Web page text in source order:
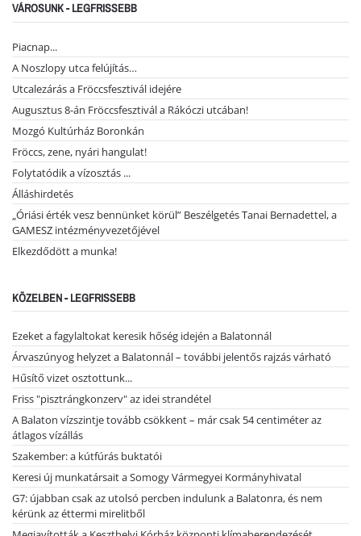
VÁROSUNK - LEGFRISSEBB
Piacnap...
A Noszlopy utca felújítás…
Utcalezárás a Fröccsfesztivál idejére
Augusztus 8-án Fröccsfesztivál a Rákóczi utcában!
Mozgó Kultúrház Boronkán
Fröccs, zene, nyári hangulat!
Folytatódik a vízosztás ...
Álláshirdetés
„Óriási érték vesz bennünket körül” Beszélgetés Tanai Bernadettel, a
GAMESZ intézményvezetőjével
Elkezdődött a munka!
KÖZELBEN - LEGFRISSEBB
Ezeket a fagylaltokat keresik hőség idején a Balatonnál
Árvaszúnyog helyzet a Balatonnál – további jelentős rajzás várható
Hűsítő vizet osztottunk...
Friss "pisztrángkonzerv" az idei strandétel
A Balaton vízszintje tovább csökkent – már csak 54 centiméter az
átlagos vízállás
Szakember: a kútfúrás buktatói
Keresi új munkatársait a Somogy Vármegyei Kormányhivatal
G7: újabban csak az utolsó percben indulunk a Balatonra, és nem
kérünk az éttermi mirelitből